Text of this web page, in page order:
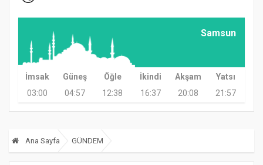
Samsun
İmsak Güneş Öğle İkindi Akşam
Yatsı
03:00
04:57 12:38 16:37 20:08 21:57
Ana Sayfa GÜNDEM